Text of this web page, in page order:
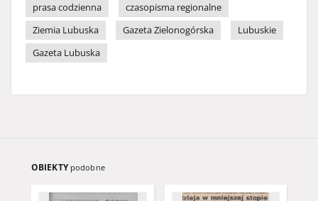
prasa codzienna
czasopisma regionalne
Ziemia Lubuska
Gazeta Zielonogórska
Lubuskie
Gazeta Lubuska
OBIEKTY podobne